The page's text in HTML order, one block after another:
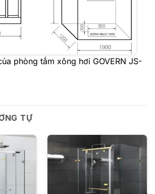
phòng tắm xông hơi GOVERN JS-
TỰ